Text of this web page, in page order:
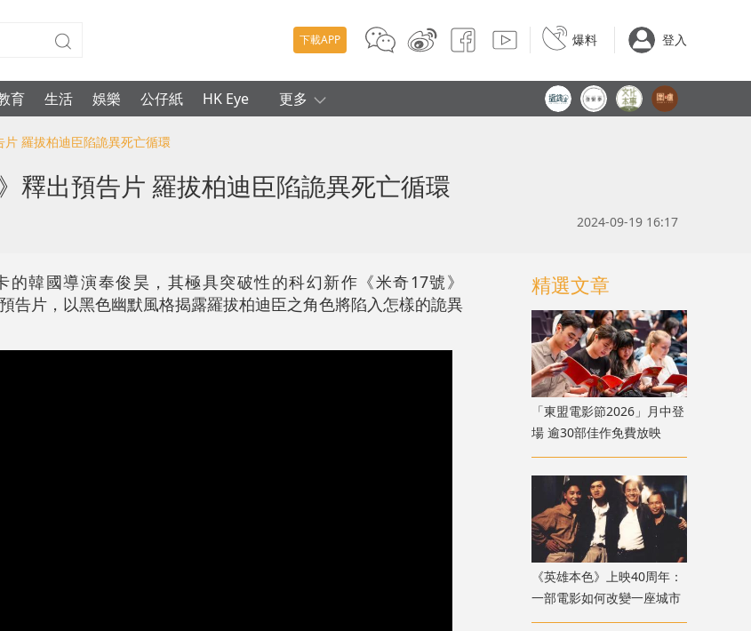
下載APP 爆料 登入
育 生活 娛樂 公仔紙 HK Eye 更多
羅拔柏迪臣陷詭異死亡循環
釋出預告片 羅拔柏迪臣陷詭異死亡循環
2024-09-19 16:17
韓國導演奉俊昊，其極具突破性的科幻新作《米奇17號》
告片，以黑色幽默風格揭露羅拔柏迪臣之角色將陷入怎樣的詭異
精選文章
「東盟電影節2026」月中登
場 逾30部佳作免費放映
《英雄本色》上映40周年：
一部電影如何改變一座城市